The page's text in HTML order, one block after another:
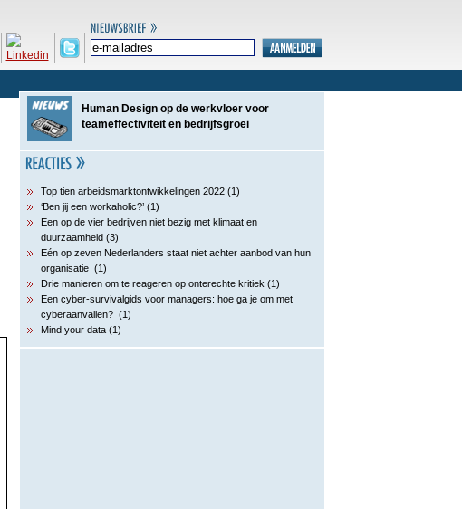
Human Design op de werkvloer voor
teameffectiviteit en bedrijfsgroei
Top tien arbeidsmarktontwikkelingen 2022 (1)
‘Ben jij een workaholic?’ (1)
Een op de vier bedrijven niet bezig met klimaat en
duurzaamheid (3)
Eén op zeven Nederlanders staat niet achter aanbod van hun
organisatie (1)
Drie manieren om te reageren op onterechte kritiek (1)
Een cyber-survivalgids voor managers: hoe ga je om met
cyberaanvallen? (1)
Mind your data (1)